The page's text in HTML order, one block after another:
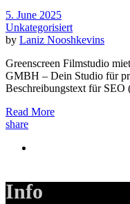
5. June 2025
Unkategorisiert
by Laniz Nooshkevins
Greenscreen Filmstudio
GMBH – Dein Studio für
Beschreibungstext für
Read More
share
Info